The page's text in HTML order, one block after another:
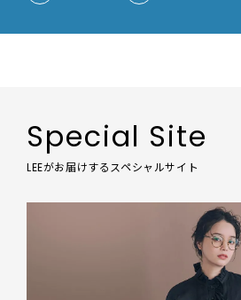
Special Site
LEEがお届けするスペシャルサイト